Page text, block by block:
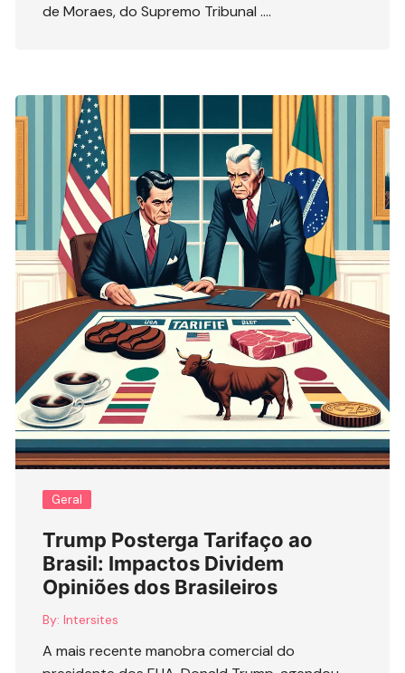
de Moraes, do Supremo Tribunal ….
Geral
Trump Posterga Tarifaço ao
Brasil: Impactos Dividem
Opiniões dos Brasileiros
By: Intersites
A mais recente manobra comercial do